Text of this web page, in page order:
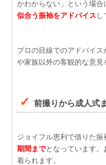
かわからない」という場合
似合う振袖をアドバイス し
プロの目線でのアドバイ
や家族以外の客観的な意見
前撮りから成人式
ジョイフル恵利で借りた振
期間までとなっています。
着られます。